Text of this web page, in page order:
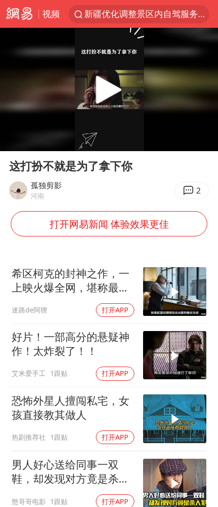
视频
新疆优化调整景区内自驾服务费
浙江上海等地有大雨或暴雨
梁家辉：到内地拍戏不是北上是回归
情侣平潭拍日出坠崖1死1伤
西湖突现狂风暴雨 游客瞬间被浇透
《欢迎来龙餐馆》口碑
全民健身事业高质量发展
36岁男演员成景区NPC后人气爆棚
上四休三，但降薪1000元，你接受吗？
乐享全民健身 共筑健康中国
Play
这打扮不就是为了拿下你
孤独剪影
河南 2
打开网易新闻 体验效果更佳
希区柯克的封神之作，一
上映火爆全网，堪称最烧
迷路de阿狸 打开APP
好片！一部高分的悬疑神
作！太炸裂了！！
艾米爱手工 1跟贴 打开APP
恐怖外星人擅闯私宅，女
孩直接教其做人
热剧推荐社 1跟贴 打开APP
男人好心送给同事一双
鞋，却发现对方竟是杀人
憨哥哥电影 1跟贴 打开APP